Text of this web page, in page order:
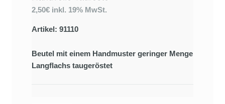
2,50€ inkl. 19% MwSt.
Artikel: 91110
Beutel mit einem Handmuster geringer Menge
Langflachs taugeröstet